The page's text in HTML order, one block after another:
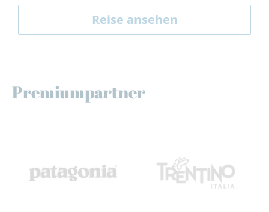
Reise ansehen
Premiumpartner